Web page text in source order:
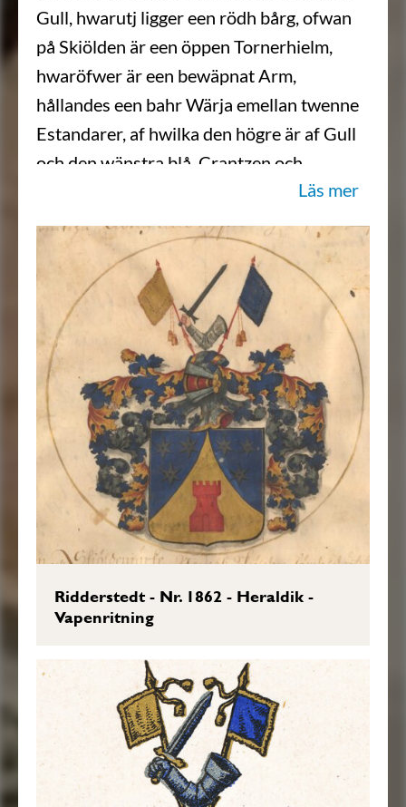
Gull, hwarutj ligger een rödh bårg, ofwan
på Skiölden är een öppen Tornerhielm,
hwaröfwer är een bewäpnat Arm,
hållandes een bahr Wärja emellan twenne
Estandarer, af hwilka den högre är af Gull
och den wänstra blå, Crantzen och
Löfwärket är af Gull Sölfwer och blått,
aldeles som sielfwa Wapnet med des
egentlige färgor här hos ståår afmåhlat och
repræsenterat.”
Sköldebrevet i original, RHA.
Transkription: Göran Mörner, 2023-09-
24.
Anomali: Övre fälten blå (röda enligt
blasonering) i både vapenritning och på
vapenplåt.
Läs mer
Ridderstedt - Nr. 1862 - Heraldik -
Vapenritning